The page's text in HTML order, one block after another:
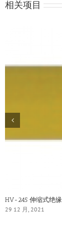
相关项目
HV-245 伸缩式绝
29 12 月, 2021